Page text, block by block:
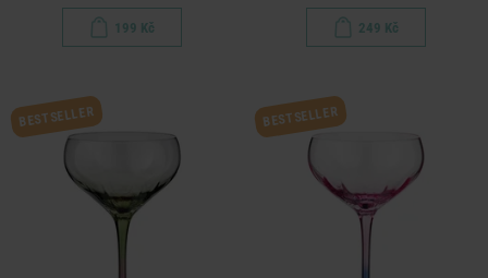
199 Kč 249 Kč
BESTSELLER BESTSELLER